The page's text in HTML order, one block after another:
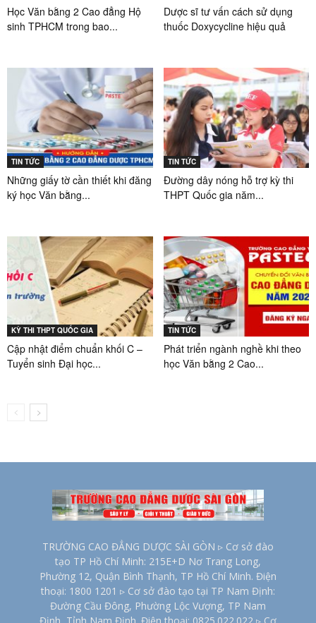
Học Văn bằng 2 Cao đẳng Hộ
sinh TPHCM trong bao...
Dược sĩ tư vấn cách sử dụng
thuốc Doxycycline hiệu quả
TIN TỨC
Những giấy tờ cần thiết khi đăng
ký học Văn bằng...
TIN TỨC
Đường dây nóng hỗ trợ kỳ thi
THPT Quốc gia năm...
KỲ THI THPT QUỐC GIA
Cập nhật điểm chuẩn khối C –
Tuyển sinh Đại học...
TIN TỨC
Phát triển ngành nghề khi theo
học Văn bằng 2 Cao...
TRƯỜNG CAO ĐẲNG DƯỢC SÀI GÒN ▹ Cơ sở đào
tạo TP Hồ Chí Minh: 215E+D Nơ Trang Long,
Phường 12, Quận Bình Thạnh, TP Hồ Chí Minh. Điện
thoại: 1800 1201 ▹ Cơ sở đào tạo tại TP Nam Định:
Đường Cầu Đông, Phường Lộc Vượng, TP Nam
Định, Tỉnh Nam Định. Điện thoại: 0825.022.022 ▹ Cơ